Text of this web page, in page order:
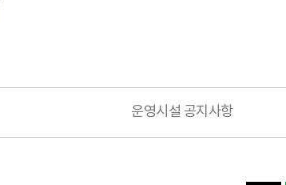
운영시설 공지사항